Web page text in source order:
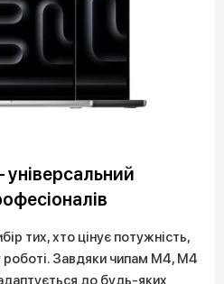
тих, хто цінує потужність,
роботі. Завдяки чипам M4, M4
до будь-яких